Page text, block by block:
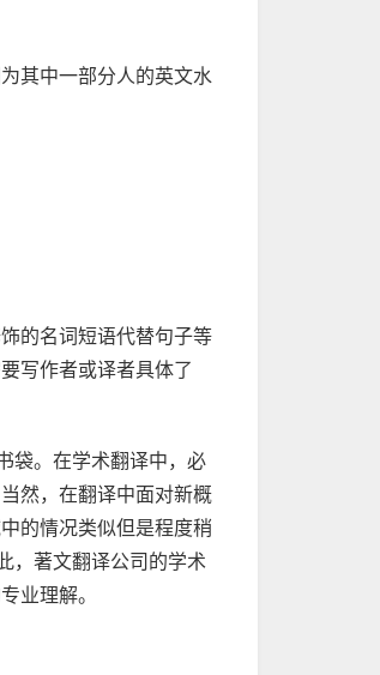
其中一部分人的英文水
的名词短语代替句子等
写作者或译者具体了
袋。在学术翻译中，必
然，在翻译中面对新概
的情况类似但是程度稍
，著文翻译公司的学术
业理解。